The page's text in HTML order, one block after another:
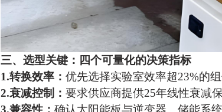
三、选型关键：四个可量化的决策指标
1.‌转换效率‌： 优先选择实验室效率超23%的
2.‌衰减控制‌： 要求供应商提供25年线性衰减
3.‌兼容性‌： 确认太阳能板与逆变器、储能系